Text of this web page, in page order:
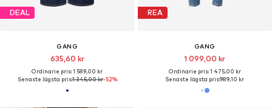
DEAL
GANG
635,60 kr
Ordinarie pris: 1 589,00 kr
Senaste lägsta pris:1 345,00 kr-52%
REA
GANG
1 099,00 kr
Ordinarie pris: 1 475,00 kr
Senaste lägsta pris:989,10 kr